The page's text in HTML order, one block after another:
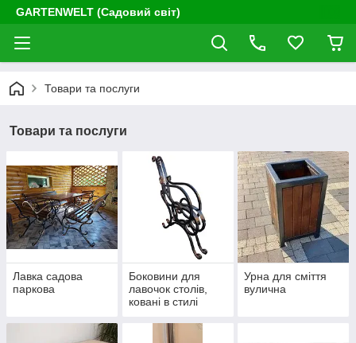
GARTENWELT (Садовий світ)
Товари та послуги
Товари та послуги
Лавка садова
паркова
Боковини для
лавочок столів,
ковані в стилі
Урна для сміття
вулична